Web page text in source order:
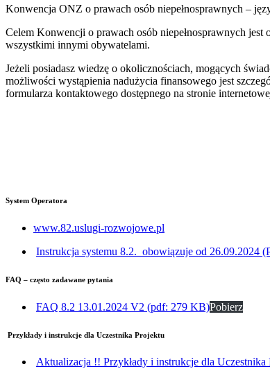
Konwencja ONZ o prawach osób niepełnosprawnych –
Celem Konwencji o prawach osób niepełnosprawnych
wszystkimi innymi obywatelami.
Jeżeli posiadasz wiedzę o okolicznościach, mogących
możliwości wystąpienia nadużycia finansowego jest
formularza kontaktowego dostępnego na stronie
System Operatora
www.82.uslugi-rozwojowe.pl
Instrukcja systemu 8.2._obowiązuje od 26.09.2024
FAQ – często zadawane pytania
FAQ 8.2 13.01.2024 V2 (pdf: 279 KB)Pobierz
Przykłady i instrukcje dla Uczestnika Projektu
Aktualizacja !! Przykłady i instrukcje dla